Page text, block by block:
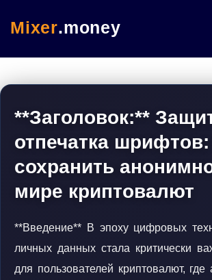
Mixer.money
**Заголовок:**
отпечатка шрифтов:
сохранить
мире криптовалют
**Введение** В эпоху цифровых
личных данных стала критически
для пользователей криптовалют,